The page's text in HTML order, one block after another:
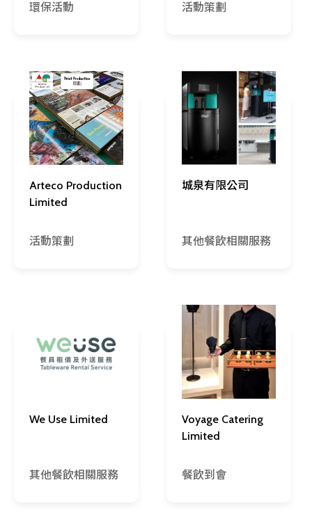
環保活動 活動策劃
Arteco Production
Limited
活動策劃
城泉有限公司
其他餐飲相關服務
We Use Limited
其他餐飲相關服務
Voyage Catering
Limited
餐飲到會